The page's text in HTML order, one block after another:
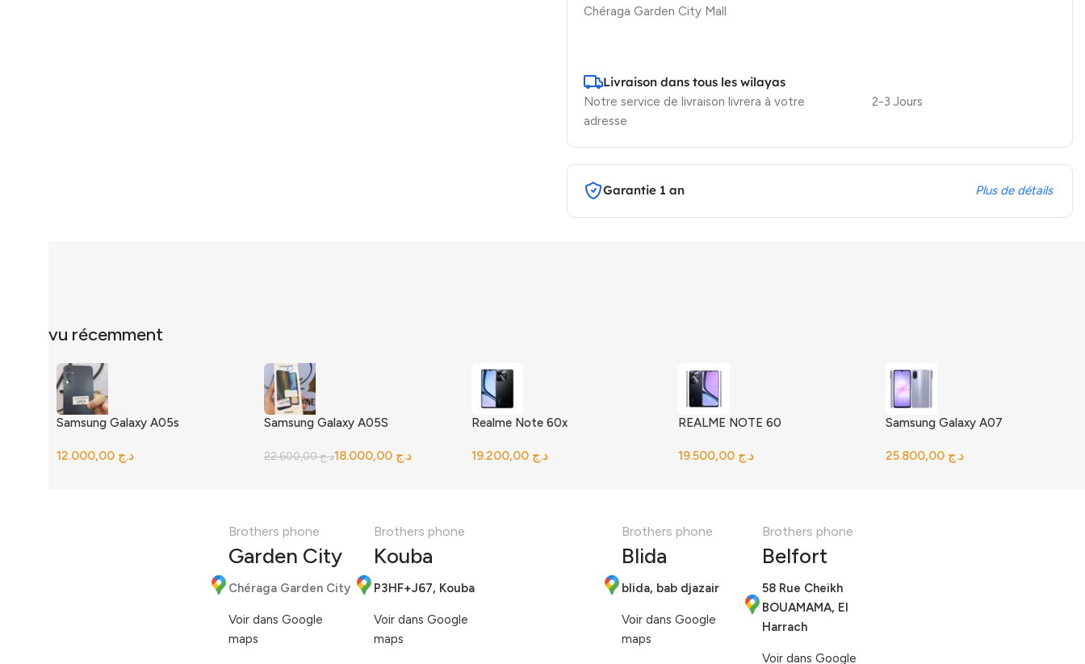
Chéraga Garden City Mall
Livraison dans tous les wilayas
Notre service de livraison livrera à votre
adresse
2-3 Jours
Garantie 1 an Plus de détails
vu récemment
Samsung Galaxy A05s
د.ج
Samsung Galaxy A05S
د.ج22.600,00 د.ج 18.000,00
Realme Note 60x
د.ج
REALME NOTE 60
د.ج
Samsung Galaxy A07
د.ج
Brothers phone
Garden City
Chéraga Garden City
Voir dans Google
maps
Brothers phone
Kouba
P3HF+J67, Kouba
Voir dans Google
maps
Brothers phone
Blida
blida, bab djazair
Voir dans Google
maps
Brothers phone
Belfort
58 Rue Cheikh
BOUAMAMA, El
Harrach
Voir dans Google